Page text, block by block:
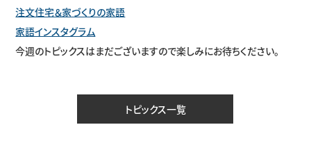
注文住宅＆家づくりの家語
家語インスタグラム
今週のトピックスはまだございますので楽しみにお待ちください。
トピックス一覧